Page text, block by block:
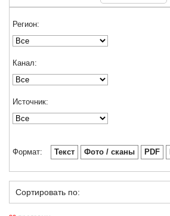
Регион:
Канал:
Источник:
Формат: Текст Фото / сканы PDF
Сортировать по: